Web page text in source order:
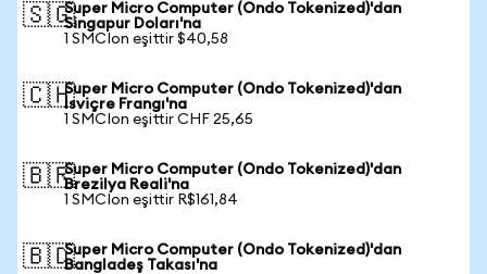
🇸🇬Super Micro Computer (Ondo Tokenized)'dan
Singapur Doları'na
1 SMCIon eşittir $40,58
🇨🇭Super Micro Computer (Ondo Tokenized)'dan
İsviçre Frangı'na
1 SMCIon eşittir CHF 25,65
🇧🇷Super Micro Computer (Ondo Tokenized)'dan
Brezilya Reali'na
1 SMCIon eşittir R$161,84
🇧🇩Super Micro Computer (Ondo Tokenized)'dan
Bangladeş Takası'na